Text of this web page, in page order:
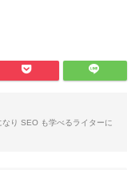
り SEO も学べるライターに